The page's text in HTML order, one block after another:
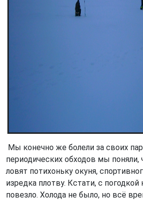
Мы конечно же болели за своих
периодических обходов мы поняли,
ловят потихоньку окуня,
изредка плотву. Кстати, с
повезло. Холода не было, но всё